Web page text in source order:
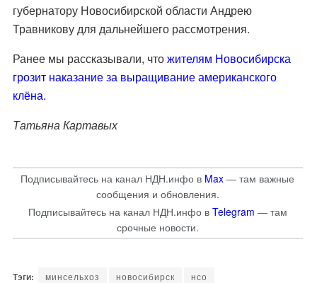
губернатору Новосибирской области Андрею
Травникову для дальнейшего рассмотрения.
Ранее мы рассказывали, чтожителям Новосибирска
грозит наказание за выращивание американского
клёна.
Татьяна Картавых
Подписывайтесь на канал НДН.инфо в Max — там важные
сообщения и обновления.
Подписывайтесь на канал НДН.инфо в Telegram — там
срочные новости.
минсельхоз новосибирск нсо